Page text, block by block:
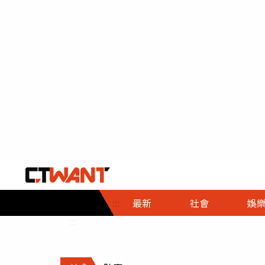
::: 最新 社會
社會首頁
時事
調查
娛樂
娛樂首頁
即時
財經首頁
熱線
政